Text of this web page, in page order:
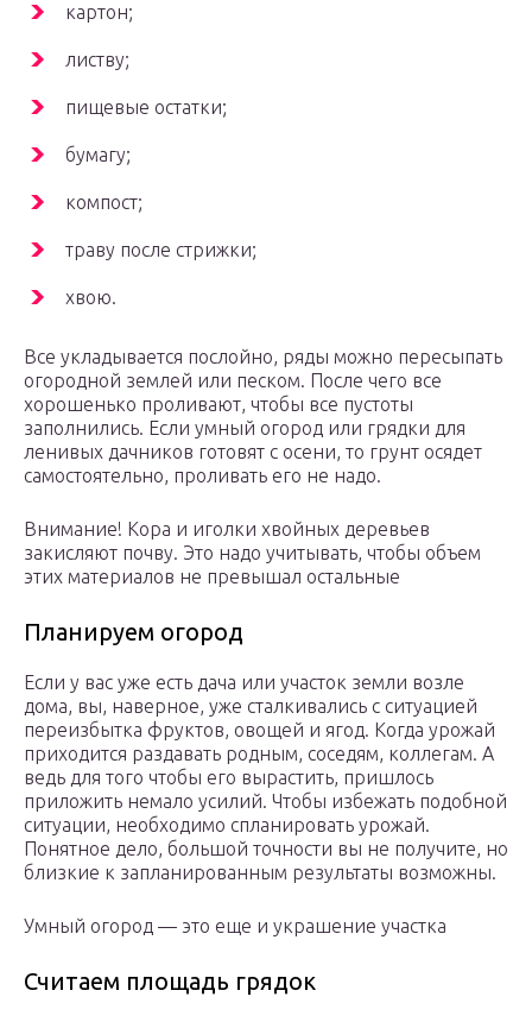
картон;
листву;
пищевые остатки;
бумагу;
компост;
траву после стрижки;
хвою.
Все укладывается послойно, ряды можно пересыпать
огородной землей или песком. После чего все
хорошенько проливают, чтобы все пустоты
заполнились. Если умный огород или грядки для
ленивых дачников готовят с осени, то грунт осядет
самостоятельно, проливать его не надо.
Внимание! Кора и иголки хвойных деревьев
закисляют почву. Это надо учитывать, чтобы объем
этих материалов не превышал остальные
Планируем огород
Если у вас уже есть дача или участок земли возле
дома, вы, наверное, уже сталкивались с ситуацией
переизбытка фруктов, овощей и ягод. Когда урожай
приходится раздавать родным, соседям, коллегам. А
ведь для того чтобы его вырастить, пришлось
приложить немало усилий. Чтобы избежать подобной
ситуации, необходимо спланировать урожай.
Понятное дело, большой точности вы не получите, но
близкие к запланированным результаты возможны.
Умный огород — это еще и украшение участка
Считаем площадь грядок